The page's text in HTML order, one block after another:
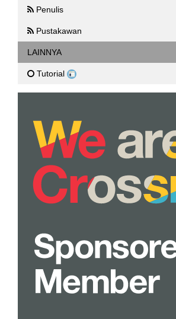
Penulis
Pustakawan
LAINNYA
Tutorial